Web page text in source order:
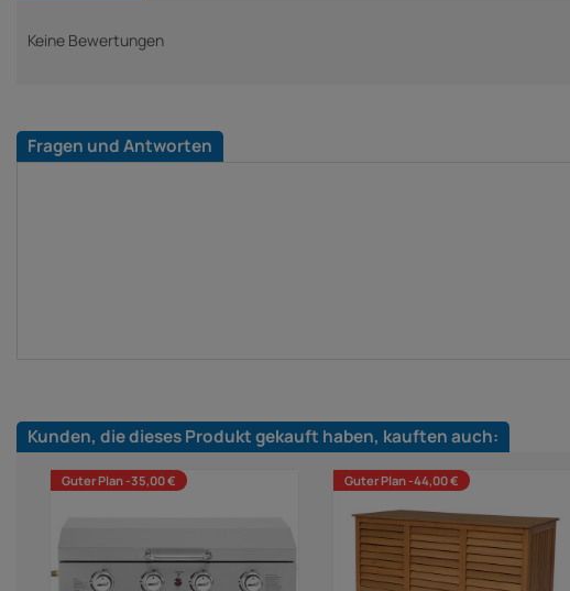
Keine Bewertungen
Fragen und Antworten
Kunden, die dieses Produkt gekauft haben, kauften auch:
Guter Plan -35,00 € Guter Plan -44,00 €